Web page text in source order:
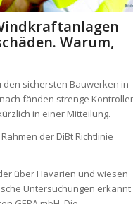
Warum,
sichersten Bauwerken in
fänden strenge
in einer Mitteilung.
der DiBt Richtlinie
über Havarien und wiesen
Untersuchungen erkannt